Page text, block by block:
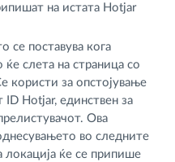
на истата Hotjar
се поставува кога
ќе слета на страница со
користи за опстојување
ID Hotjar, единствен за
Ова
во следните
локација ќе се припише